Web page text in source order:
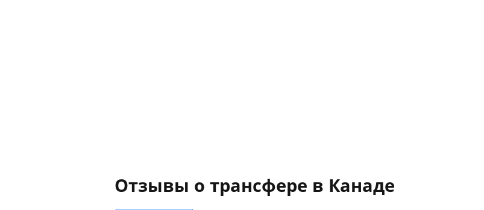
Отзывы о трансфере в Канаде